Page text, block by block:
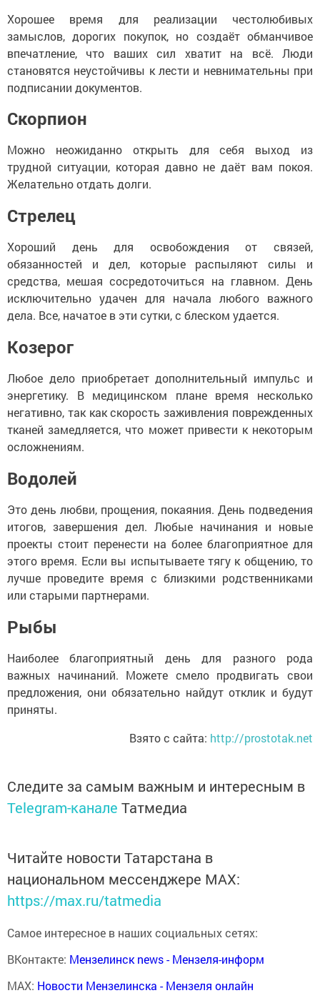
Хорошее время для реализации честолюбивых
замыслов, дорогих покупок, но создаёт обманчивое
впечатление, что ваших сил хватит на всё. Люди
становятся неустойчивы к лести и невнимательны при
подписании документов.
Скорпион
Можно неожиданно открыть для себя выход из
трудной ситуации, которая давно не даёт вам покоя.
Желательно отдать долги.
Стрелец
Хороший день для освобождения от связей,
обязанностей и дел, которые распыляют силы и
средства, мешая сосредоточиться на главном. День
исключительно удачен для начала любого важного
дела. Все, начатое в эти сутки, с блеском удается.
Козерог
Любое дело приобретает дополнительный импульс и
энергетику. В медицинском плане время несколько
негативно, так как скорость заживления поврежденных
тканей замедляется, что может привести к некоторым
осложнениям.
Водолей
Это день любви, прощения, покаяния. День подведения
итогов, завершения дел. Любые начинания и новые
проекты стоит перенести на более благоприятное для
этого время. Если вы испытываете тягу к общению, то
лучше проведите время с близкими родственниками
или старыми партнерами.
Рыбы
Наиболее благоприятный день для разного рода
важных начинаний. Можете смело продвигать свои
предложения, они обязательно найдут отклик и будут
приняты.
Взято с сайта: http://prostotak.net
Следите за самым важным и интересным в
Telegram-канале Татмедиа
Читайте новости Татарстана в
национальном мессенджере MАХ:
https://max.ru/tatmedia
Самое интересное в наших социальных сетях:
ВКонтакте: Мензелинск news - Мензеля-информ
MAX: Новости Мензелинска - Мензеля онлайн